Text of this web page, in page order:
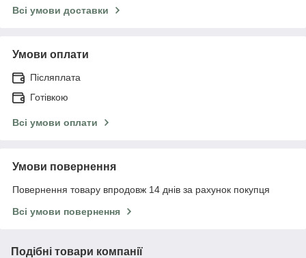
Всі умови доставки
Умови оплати
Післяплата
Готівкою
Всі умови оплати
Умови повернення
Повернення товару впродовж 14 днів за рахунок покупця
Всі умови повернення
Подібні товари компанії